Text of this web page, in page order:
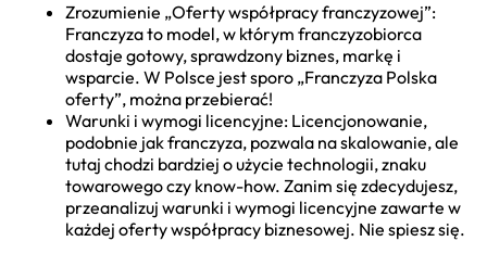
Zrozumienie „Oferty współpracy franczyzowej”:
Franczyza to model, w którym franczyzobiorca
dostaje gotowy, sprawdzony biznes, markę i
wsparcie. W Polsce jest sporo „Franczyza Polska
oferty”, można przebierać!
Warunki i wymogi licencyjne: Licencjonowanie,
podobnie jak franczyza, pozwala na skalowanie, ale
tutaj chodzi bardziej o użycie technologii, znaku
towarowego czy know-how. Zanim się zdecydujesz,
przeanalizuj warunki i wymogi licencyjne zawarte w
każdej oferty współpracy biznesowej. Nie spiesz się.